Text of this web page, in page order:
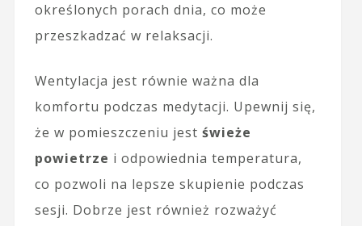
określonych porach dnia, co może
przeszkadzać w relaksacji.
Wentylacja jest równie ważna dla
komfortu podczas medytacji. Upewnij się,
że w pomieszczeniu jest świeże
powietrze i odpowiednia temperatura,
co pozwoli na lepsze skupienie podczas
sesji. Dobrze jest również rozważyć